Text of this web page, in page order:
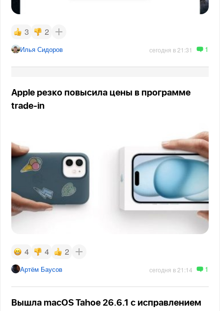
3 2
Илья Сидоров сегодня в 21:31 1
Apple резко повысила цены в программе
trade-in
4 4 2
Артём Баусов сегодня в 21:14 1
Вышла macOS Tahoe 26.6.1 с исправлением